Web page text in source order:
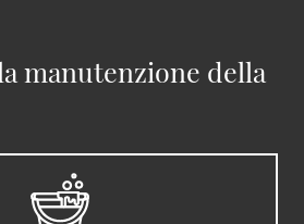
manutenzione della